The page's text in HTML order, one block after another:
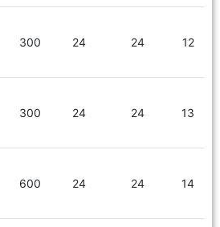
12
24
24
300
13
24
24
300
14
24
24
600